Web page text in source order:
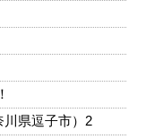
川県逗子市）2